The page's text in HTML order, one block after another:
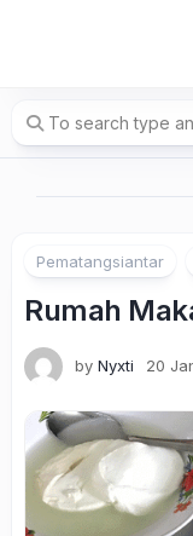
Pematangsiantar
Rumah
by Nyxti 20